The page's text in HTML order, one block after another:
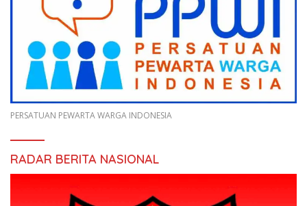
PERSATUAN PEWARTA WARGA INDONESIA
RADAR BERITA NASIONAL